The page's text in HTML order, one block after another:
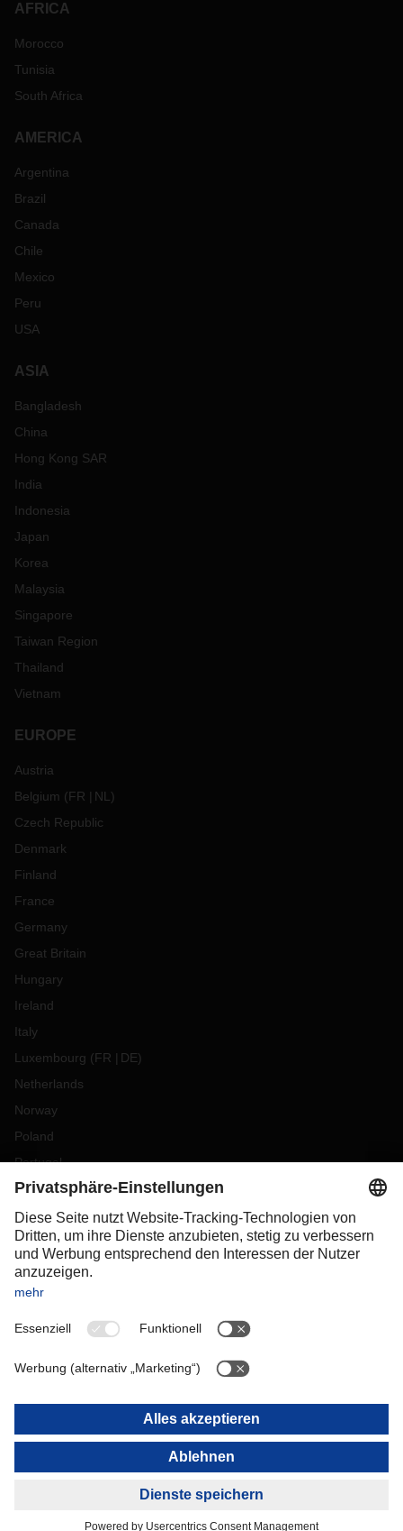
AFRICA
Morocco
Tunisia
South Africa
AMERICA
Argentina
Brazil
Canada
Chile
Mexico
Peru
USA
ASIA
Bangladesh
China
Hong Kong SAR
India
Indonesia
Japan
Korea
Malaysia
Singapore
Taiwan Region
Thailand
Vietnam
EUROPE
Austria
Belgium (FR NL )
Czech Republic
Denmark
Finland
France
Germany
Great Britain
Hungary
Ireland
Italy
Luxembourg (FR DE)
Netherlands
Norway
Poland
Portugal
Romania
Slovakia
Spain
Sweden
Switzerland
OCEANIA